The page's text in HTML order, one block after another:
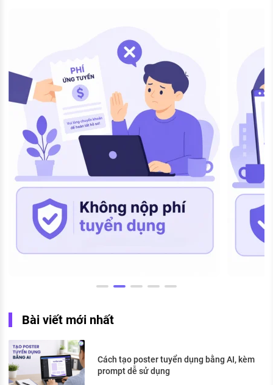
Bài viết mới nhất
Cách tạo poster tuyển dụng bằng AI, kèm
prompt dễ sử dụng